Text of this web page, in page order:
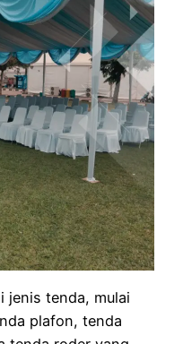
jenis tenda, mulai
plafon, tenda